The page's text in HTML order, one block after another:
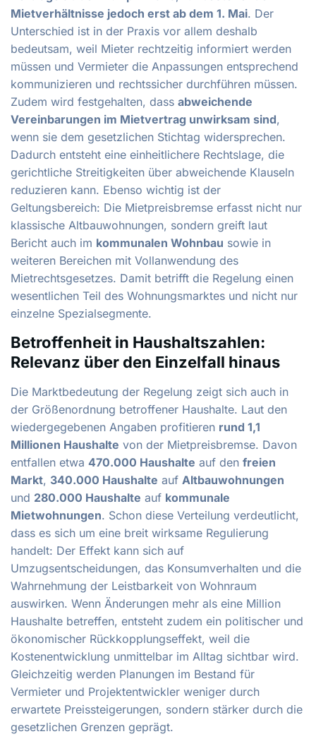
Mietverhältnisse jedoch erst ab dem 1. Mai. Der
Unterschied ist in der Praxis vor allem deshalb
bedeutsam, weil Mieter rechtzeitig informiert werden
müssen und Vermieter die Anpassungen entsprechend
kommunizieren und rechtssicher durchführen müssen.
Zudem wird festgehalten, dass abweichende
Vereinbarungen im Mietvertrag unwirksam sind,
wenn sie dem gesetzlichen Stichtag widersprechen.
Dadurch entsteht eine einheitlichere Rechtslage, die
gerichtliche Streitigkeiten über abweichende Klauseln
reduzieren kann. Ebenso wichtig ist der
Geltungsbereich: Die Mietpreisbremse erfasst nicht nur
klassische Altbauwohnungen, sondern greift laut
Bericht auch im kommunalen Wohnbau sowie in
weiteren Bereichen mit Vollanwendung des
Mietrechtsgesetzes. Damit betrifft die Regelung einen
wesentlichen Teil des Wohnungsmarktes und nicht nur
einzelne Spezialsegmente.
Betroffenheit in Haushaltszahlen:
Relevanz über den Einzelfall hinaus
Die Marktbedeutung der Regelung zeigt sich auch in
der Größenordnung betroffener Haushalte. Laut den
wiedergegebenen Angaben profitieren rund 1,1
Millionen Haushalte von der Mietpreisbremse. Davon
entfallen etwa 470.000 Haushalte auf den freien
Markt, 340.000 Haushalte auf Altbauwohnungen
und 280.000 Haushalte auf kommunale
Mietwohnungen. Schon diese Verteilung verdeutlicht,
dass es sich um eine breit wirksame Regulierung
handelt: Der Effekt kann sich auf
Umzugsentscheidungen, das Konsumverhalten und die
Wahrnehmung der Leistbarkeit von Wohnraum
auswirken. Wenn Änderungen mehr als eine Million
Haushalte betreffen, entsteht zudem ein politischer und
ökonomischer Rückkopplungseffekt, weil die
Kostenentwicklung unmittelbar im Alltag sichtbar wird.
Gleichzeitig werden Planungen im Bestand für
Vermieter und Projektentwickler weniger durch
erwartete Preissteigerungen, sondern stärker durch die
gesetzlichen Grenzen geprägt.